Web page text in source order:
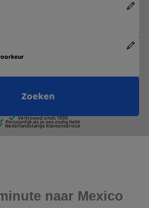
naar Mexico